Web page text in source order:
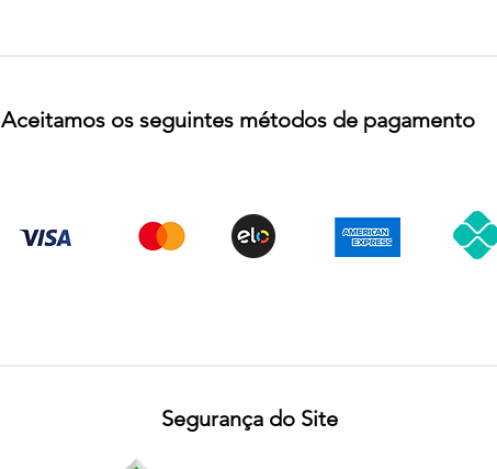
Aceitamos os seguintes métodos de pagamento
Segurança do Site